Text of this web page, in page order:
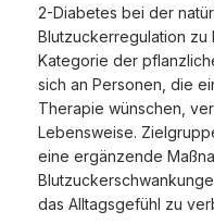
2-Diabetes bei der
Blutzuckerregulation zu
Kategorie der
sich an Personen, die
Therapie wünschen,
Lebensweise.
eine ergänzende
das Alltagsgefühl zu